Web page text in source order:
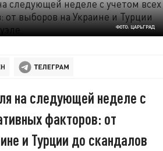
ФОТО: ЦАРЬГРАД
на следующей неделе с
факторов: от
и Турции до скандалов